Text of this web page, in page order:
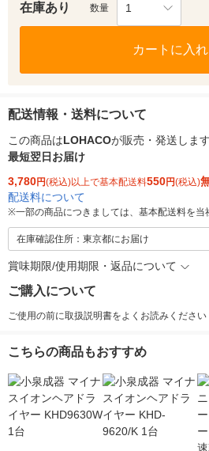
在庫あり 数量 1
カートに入
配送情報・送料について
この商品はLOHACOが販売・発送します
最短翌日お届け
3,780円(税込)以上で基本配送料550円(税込)
配送料について
※一部の商品につきましては、基本配送料を当
在庫確認住所：東京都にお届け
賞味期限/使用期限・返品について
ご購入について
ご使用の前に取扱説明書をよくお読みください
こちらの商品もおすすめ